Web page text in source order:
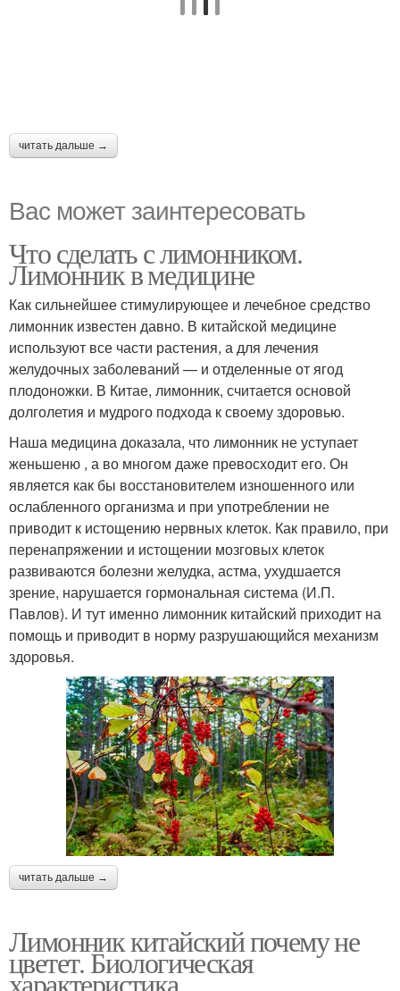
читать дальше →
Вас может заинтересовать
Что сделать с лимонником.
Лимонник в медицине
Как сильнейшее стимулирующее и лечебное средство
лимонник известен давно. В китайской медицине
используют все части растения, а для лечения
желудочных заболеваний — и отделенные от ягод
плодоножки. В Китае, лимонник, считается основой
долголетия и мудрого подхода к своему здоровью.
Наша медицина доказала, что лимонник не уступает
женьшеню , а во многом даже превосходит его. Он
является как бы восстановителем изношенного или
ослабленного организма и при употреблении не
приводит к истощению нервных клеток. Как правило, при
перенапряжении и истощении мозговых клеток
развиваются болезни желудка, астма, ухудшается
зрение, нарушается гормональная система (И.П.
Павлов). И тут именно лимонник китайский приходит на
помощь и приводит в норму разрушающийся механизм
здоровья.
читать дальше →
Лимонник китайский почему не
цветет. Биологическая